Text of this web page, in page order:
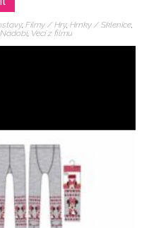
, Filmy / Hry, Hrnky / Sklenice
Nádobí, Veci z filmu